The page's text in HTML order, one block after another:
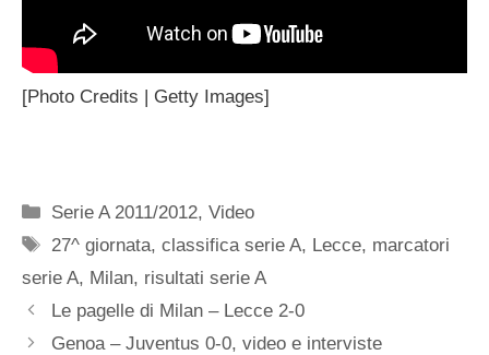
[Photo Credits | Getty Images]
Categorie
Serie A 2011/2012,Video
Tag
27^ giornata,classifica serie A, Lecce, marcatori
serie A, Milan, risultati serie A
Le pagelle di Milan – Lecce 2-0
Genoa – Juventus 0-0, video e interviste